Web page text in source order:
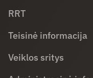
RRT
Teisinė informacija
Veiklos sritys